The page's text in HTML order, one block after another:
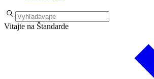
Vitajte na Štandarde